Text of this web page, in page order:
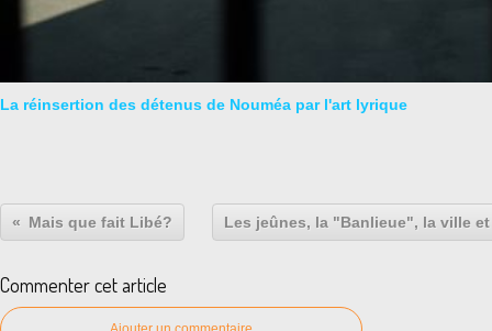
La réinsertion des détenus de Nouméa par l'art lyrique
Mais que fait Libé? Les jeûnes, la "Banlieue", la ville
Commenter cet article